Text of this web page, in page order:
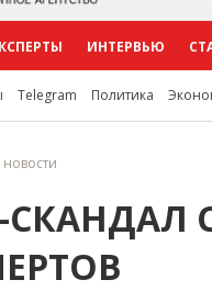
ИНТЕРВЬЮ
Telegram Политика
новости